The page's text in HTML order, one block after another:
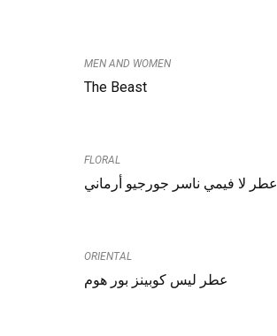
MEN AND WOMEN
The Beast
FLORAL
عطر لا فيمي ناسر جورجيو أرماني
ORIENTAL
عطر ليس كوبينز بور هوم